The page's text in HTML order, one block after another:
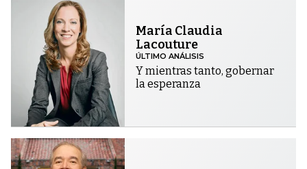
María Claudia
Lacouture
ÚLTIMO ANÁLISIS
Y mientras tanto, gobernar
la esperanza